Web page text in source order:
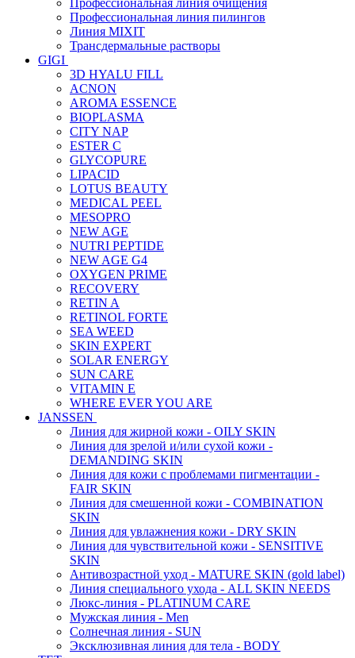
Профессиональная линия очищения
Профессиональная линия пилингов
Линия MIXIT
Трансдермальные растворы
GIGI
3D HYALU FILL
ACNON
AROMA ESSENCE
BIOPLASMA
CITY NAP
ESTER C
GLYCOPURE
LIPACID
LOTUS BEAUTY
MEDICAL PEEL
MESOPRO
NEW AGE
NUTRI PEPTIDE
NEW AGE G4
OXYGEN PRIME
RECOVERY
RETIN A
RETINOL FORTE
SEA WEED
SKIN EXPERT
SOLAR ENERGY
SUN CARE
VITAMIN E
WHERE EVER YOU ARE
JANSSEN
Линия для жирной кожи - OILY SKIN
Линия для зрелой и/или сухой кожи -
DEMANDING SKIN
Линия для кожи с проблемами пигментации -
FAIR SKIN
Линия для смешенной кожи - COMBINATION
SKIN
Линия для увлажнения кожи - DRY SKIN
Линия для чувствительной кожи - SENSITIVE
SKIN
Антивозрастной уход - MATURE SKIN (gold label)
Линия специального ухода - ALL SKIN NEEDS
Люкс-линия - PLATINUM CARE
Мужская линия - Men
Солнечная линия - SUN
Эксклюзивная линия для тела - BODY